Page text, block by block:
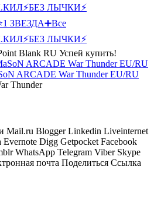
ЗВЕЗДА➕Все
ЛЫЧКИ⚡
Blank RU Успей купить!
ARCADE War Thunder EU/RU
Thunder
Mail.ru Blogger Linkedin Liveinternet
Evernote Digg Getpocket Facebook
WhatsApp Telegram Viber Skype
почта Поделиться Ссылка